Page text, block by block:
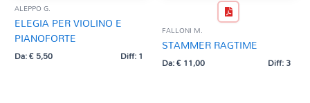
ALEPPO G.
ELEGIA PER VIOLINO E
PIANOFORTE
Da:€5,50 Diff: 1
FALLONI M.
STAMMER RAGTIME
Da:€11,00 Diff: 3